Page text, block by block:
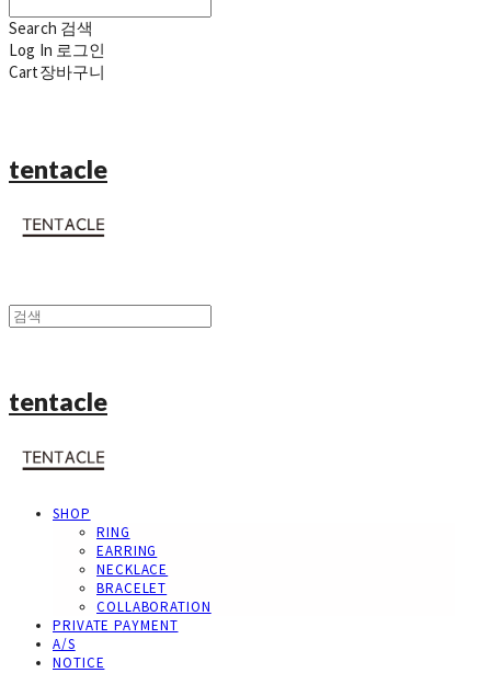
Search 검색
Log In 로그인
Cart장바구니
tentacle
tentacle
SHOP
RING
EARRING
NECKLACE
BRACELET
COLLABORATION
PRIVATE PAYMENT
A/S
NOTICE